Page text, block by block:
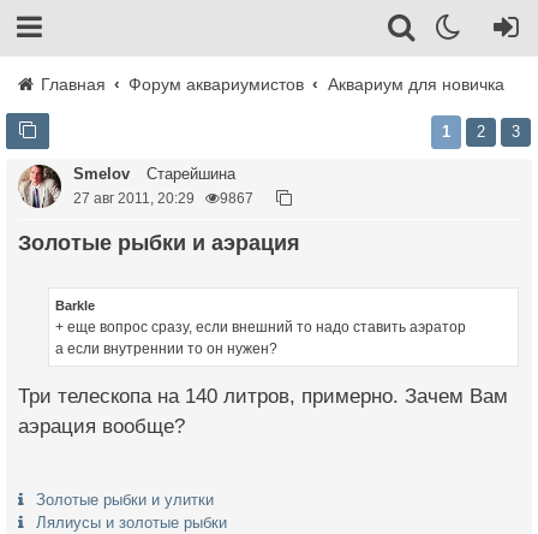
Главная Форум аквариумистов Аквариум для новичка
1 2 3
Smelov Старейшина
27 авг 2011, 20:29 9867
Золотые рыбки и аэрация
Barkle
+ еще вопрос сразу, если внешний то надо ставить аэратор
а если внутреннии то он нужен?
Три телескопа на 140 литров, примерно. Зачем Вам
аэрация вообще?
Золотые рыбки и улитки
Лялиусы и золотые рыбки